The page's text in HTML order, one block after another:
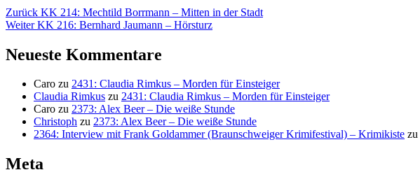
Beitragsnavigation
Zurück Vorheriger
Beitrag:
KK 214: Mechtild Borrmann – Mitten in der Stadt
Weiter Nächster
KK 216: Bernhard Jaumann – Hörsturz
Neueste Kommentare
Caro zu 2431: Claudia Rimkus – Morden für Einsteiger
Claudia Rimkus zu 2431: Claudia Rimkus – Morden für Einsteiger
Caro zu 2373: Alex Beer – Die weiße Stunde
Christoph zu 2373: Alex Beer – Die weiße Stunde
2364: Interview mit Frank Goldammer (Braunschweiger Krimifestival) – Krimikiste zu
Meta